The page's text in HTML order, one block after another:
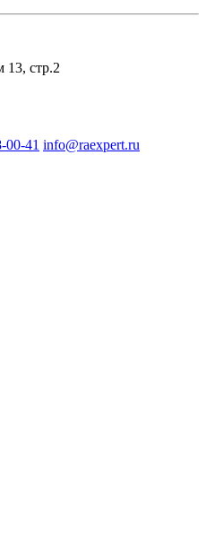
13, стр.2
00-41 info@raexpert.ru